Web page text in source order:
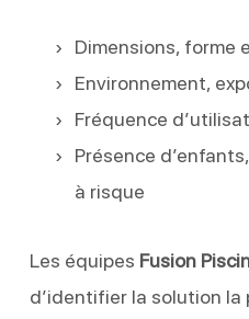
Dimensions, forme
Environnement,
Fréquence
Présence
à risque
Les équipes Fusion
d’identifier la solution